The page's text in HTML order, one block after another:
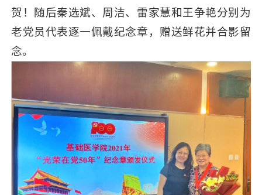
贺！随后秦选斌、周洁、雷家慧和王争艳分别为
老党员代表逐一佩戴纪念章，赠送鲜花并合影留
念。